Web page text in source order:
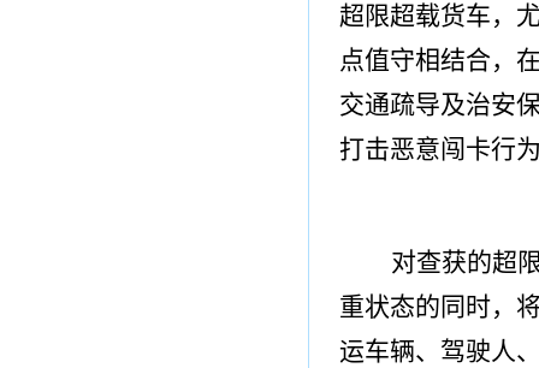
超限超载货车，
点值守相结合，
交通疏导及治安
打击恶意闯卡行
对查获的超
重状态的同时，
运车辆、驾驶人